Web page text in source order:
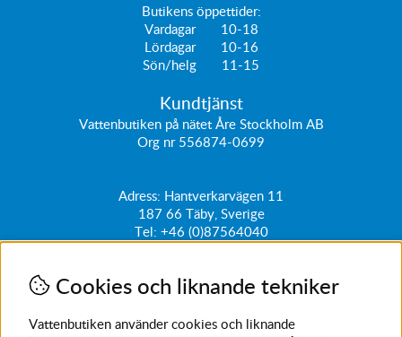
Butikens öppettider:
Vardagar 10-18
Lördagar 10-16
Sön/helg 11-15
Kundtjänst
Vattenbutiken på nätet Åre Stockholm AB
Org nr 556874-0699
Adress: Hantverkarvägen 11
187 66 Täby, Sverige
Tel: +46 (0)87564040
kundtjanst@vattenbutiken.se
Få vårt nyhetsbrev
Ange din e-post nedan för att ta del av nyheter och
Cookies och liknande tekniker
Vattenbutiken använder cookies och liknande